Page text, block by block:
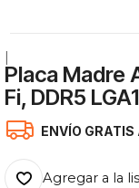
Placa Madre
Fi, DDR5
ENVÍO GRATIS
Agregar a la